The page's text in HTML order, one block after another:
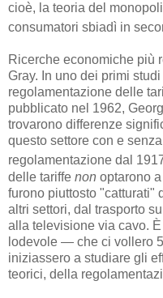
cioè, la teoria del
consumatori sbiadì in
Ricerche economiche più
Gray. In uno dei primi
regolamentazione delle
pubblicato nel 1962,
trovarono differenze
questo settore con e
regolamentazione dal
delle tariffe non optarono
furono piuttosto "catturati"
altri settori, dal trasporto
alla televisione via cavo.
lodevole — che ci vollero
iniziassero a studiare gli
teorici, della